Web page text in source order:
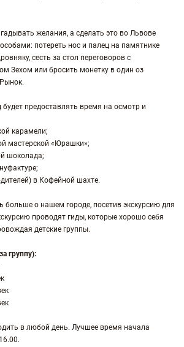
желания, а сделать это во Львове
потереть нос и палец на памятнике
сесть за стол переговоров с
Зехом или бросить монетку в один оз
будет предоставлять время на осмотр и
карамели;
мастерской «Юрашки»;
шоколада;
в Кофейной шахте.
больше о нашем городе, посетив экскурсию для
проводят гиды, которые хорошо себя
детские группы.
группу):
в любой день. Лучшее время начала